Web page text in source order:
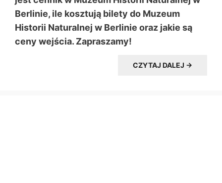
Berlinie, ile kosztują bilety do Muzeum
Historii Naturalnej w Berlinie oraz jakie są
ceny wejścia. Zapraszamy!
CZYTAJ DALEJ →